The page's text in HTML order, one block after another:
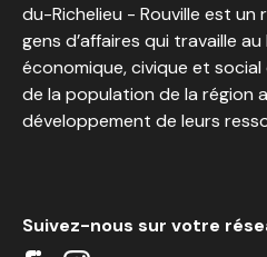
du-Richelieu - Rouville est un
gens d’affaires qui travaille
économique, civique et
de la population de la région
développement de leurs
Suivez-nous sur votre